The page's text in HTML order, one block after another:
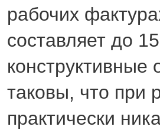
рабочих
составляет до
конструктивные
таковы, что при
практически